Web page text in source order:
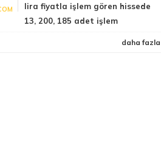
lira fiyatla işlem gören hissede
13, 200, 185 adet işlem
daha fazla